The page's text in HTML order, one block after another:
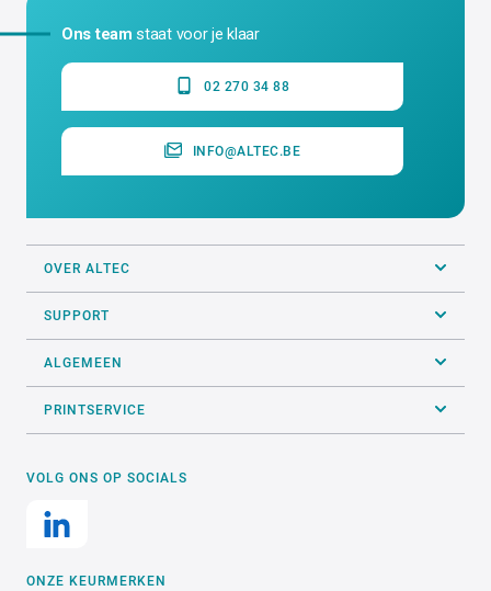
ALTEC industrial identification NV
Erasmuslaan 11 - 1804 Eppegem - Cargovil
Ons teamstaat voor je klaar
OVER ALTEC
SUPPORT
ALGEMEEN